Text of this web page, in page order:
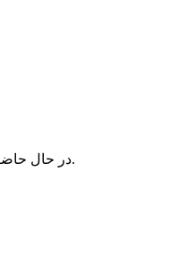
در حال حاضر سبد خرید شما خالی می‌باشد.